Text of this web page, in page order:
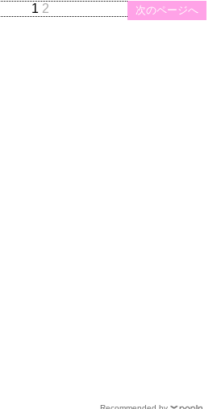
次のページへ
1 2